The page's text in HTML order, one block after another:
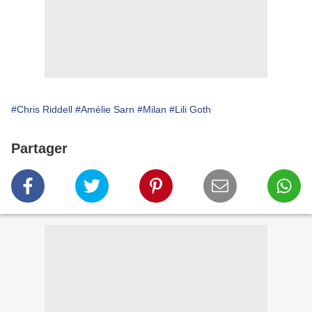
#Chris Riddell #Amélie Sarn #Milan #Lili Goth
Partager